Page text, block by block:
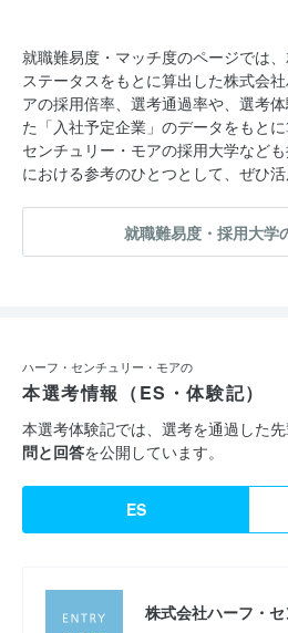
就職難易度・マッチ度のページでは
ステータスをもとに算出した株式会
アの採用倍率、選考通過率や、選考
た「入社予定企業」のデータをもと
センチュリー・モアの採用大学など
における参考のひとつとして、ぜひ活
就職難易度・採用大学
ハーフ・センチュリー・モアの
本選考情報（ES・体験記）
本選考体験記では、選考を通過した
問と回答を公開しています。
ES
株式会社ハーフ・